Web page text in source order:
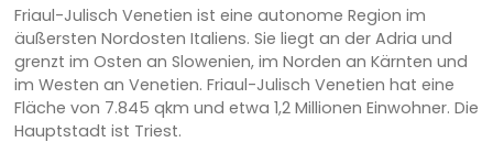
Friaul-Julisch Venetien ist eine autonome Region im
äußersten Nordosten Italiens. Sie liegt an der Adria und
grenzt im Osten an Slowenien, im Norden an Kärnten und
im Westen an Venetien. Friaul-Julisch Venetien hat eine
Fläche von 7.845 qkm und etwa 1,2 Millionen Einwohner. Die
Hauptstadt ist Triest.